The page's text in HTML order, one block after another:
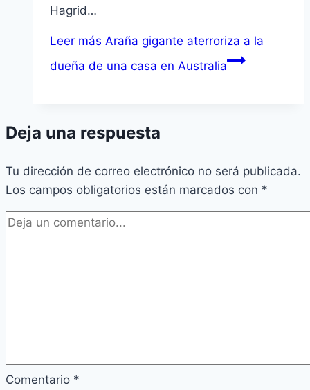
Hagrid…
Leer más Araña gigante aterroriza a la
dueña de una casa en Australia
Deja una respuesta
Tu dirección de correo electrónico no será publicada.
Los campos obligatorios están marcados con *
Comentario *